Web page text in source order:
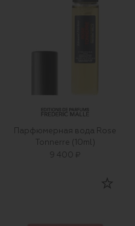
Парфюмерная вода Rose
Tonnerre (10ml)
9 400 ₽